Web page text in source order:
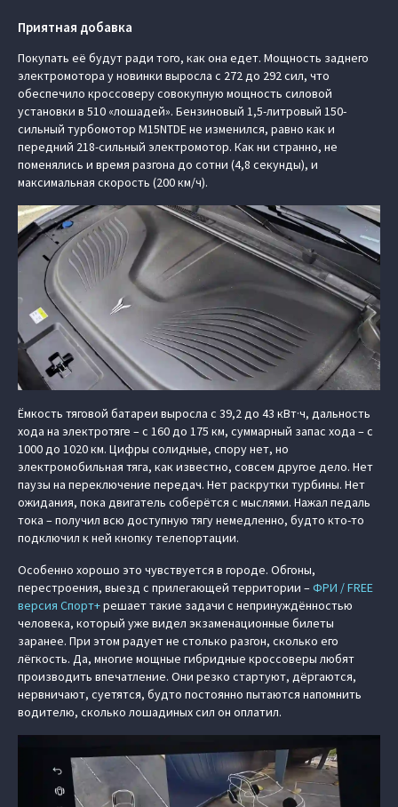
Приятная добавка
Покупать её будут ради того, как она едет. Мощность заднего
электромотора у новинки выросла с 272 до 292 сил, что
обеспечило кроссоверу совокупную мощность силовой
установки в 510 «лошадей». Бензиновый 1,5-литровый 150-
сильный турбомотор M15NTDE не изменился, равно как и
передний 218-сильный электромотор. Как ни странно, не
поменялись и время разгона до сотни (4,8 секунды), и
максимальная скорость (200 км/ч).
Ёмкость тяговой батареи выросла с 39,2 до 43 кВт·ч, дальность
хода на электротяге – с 160 до 175 км, суммарный запас хода – с
1000 до 1020 км. Цифры солидные, спору нет, но
электромобильная тяга, как известно, совсем другое дело. Нет
паузы на переключение передач. Нет раскрутки турбины. Нет
ожидания, пока двигатель соберётся с мыслями. Нажал педаль
тока – получил всю доступную тягу немедленно, будто кто-то
подключил к ней кнопку телепортации.
Особенно хорошо это чувствуется в городе. Обгоны,
перестроения, выезд с прилегающей территории –ФРИ / FREE
версия Спорт+решает такие задачи с непринуждённостью
человека, который уже видел экзаменационные билеты
заранее. При этом радует не столько разгон, сколько его
лёгкость. Да, многие мощные гибридные кроссоверы любят
производить впечатление. Они резко стартуют, дёргаются,
нервничают, суетятся, будто постоянно пытаются напомнить
водителю, сколько лошадиных сил он оплатил.